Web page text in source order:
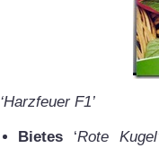
‘Harzfeuer F1’
Bietes‘Rote